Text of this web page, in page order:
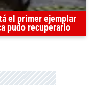
el primer ejemplar
pudo recuperarlo